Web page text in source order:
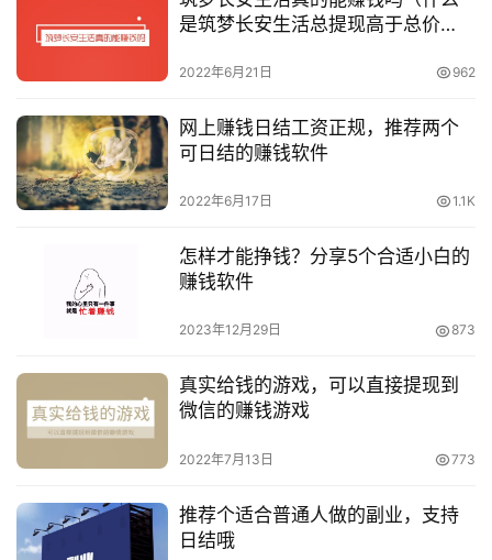
是筑梦长安生活总提现高于总价
2022年6月21日 962
网上赚钱日结工资正规，推荐两个
可日结的赚钱软件
2022年6月17日 1.1K
怎样才能挣钱？分享5个合适小白的
赚钱软件
2023年12月29日 873
真实给钱的游戏，可以直接提现到
微信的赚钱游戏
2022年7月13日 773
推荐个适合普通人做的副业，支持
日结哦